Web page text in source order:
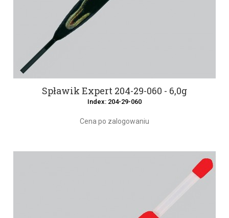
Spławik Expert 204-29-060 - 6,0g
Index: 204-29-060
Cena po zalogowaniu